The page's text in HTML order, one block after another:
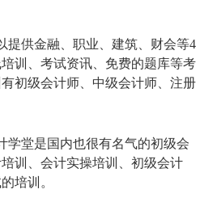
提供金融、职业、建筑、财会等4
训、考试资讯、免费的题库等考
初级会计师、中级会计师、注册
学堂是国内也很有名气的初级会
训、会计实操培训、初级会计
培训。